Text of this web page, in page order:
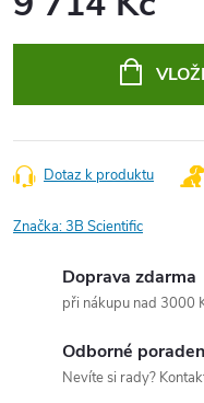
Dotaz k produktu
Značka:3B Scientific
Doprava zdarma
při nákupu nad 3000
Odborné
Nevíte si rady?